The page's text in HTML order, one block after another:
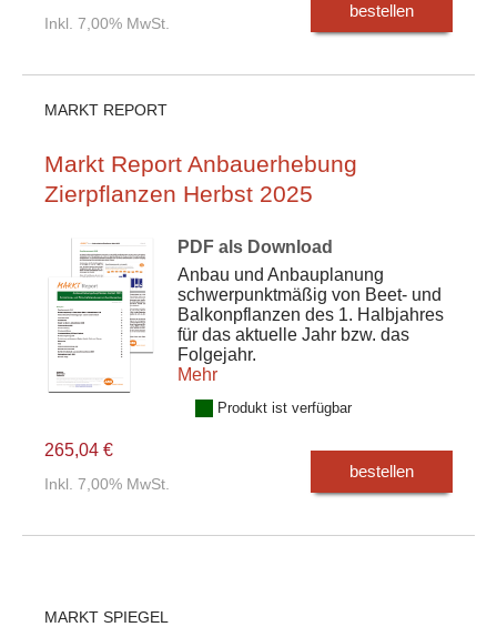
Inkl. 7,00% MwSt.
bestellen
MARKT REPORT
Markt Report Anbauerhebung
Zierpflanzen Herbst 2025
PDF als Download
Anbau und Anbauplanung
schwerpunktmäßig von Beet- und
Balkonpflanzen des 1. Halbjahres
für das aktuelle Jahr bzw. das
Folgejahr.
Mehr
Produkt ist verfügbar
265,04 €
Inkl. 7,00% MwSt.
bestellen
MARKT SPIEGEL